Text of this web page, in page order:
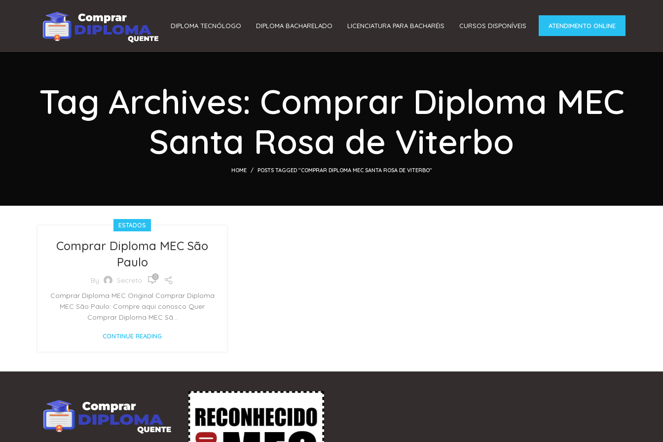
DIPLOMA TECNÓLOGO DIPLOMA BACHARELADO LICENCIATURA PARA BACHARÉIS CURSOS DISPONÍVEIS ATENDIMENTO ONLINE
Tag Archives: Comprar Diploma MEC
Santa Rosa de Viterbo
HOME POSTS TAGGED "COMPRAR DIPLOMA MEC SANTA ROSA DE VITERBO"
ESTADOS
Comprar Diploma MEC São
Paulo
By Secreto 0
Comprar Diploma MEC Original Comprar Diploma
MEC São Paulo: Compre aqui conosco Quer
Comprar Diploma MEC Sã...
CONTINUE READING